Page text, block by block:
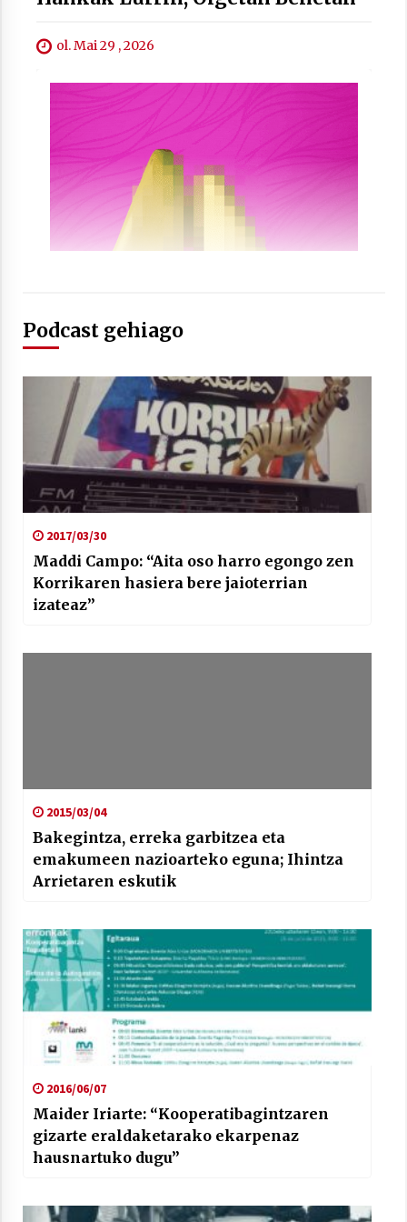
Berria egunkarian elkarrizketa
Hala Bedi irratiko Hizpidea saioan
Arrosaren 20 urteez
2021/07/03
2021/07/01
2021/06/30
ol. Mai 29 , 2026
Podcast gehiago
2017/03/30
Maddi Campo: “Aita oso harro egongo zen
Korrikaren hasiera bere jaioterrian
izateaz”
2015/03/04
Bakegintza, erreka garbitzea eta
emakumeen nazioarteko eguna; Ihintza
Arrietaren eskutik
2016/06/07
Maider Iriarte: “Kooperatibagintzaren
gizarte eraldaketarako ekarpenaz
hausnartuko dugu”